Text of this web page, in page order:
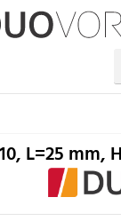
L=25 mm,